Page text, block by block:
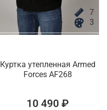
7
3
Куртка утепленная Armed
Forces AF268
10 490 ₽